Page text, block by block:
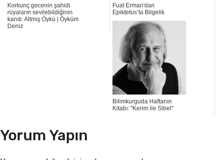
Korkunç gecenin şahidi
rüyaların sevilebildiğinin
kanıtı: Altmış Öykü | Öyküm
Deniz
Fuat Erman'dan
Epiktetus’ta Bilgelik
Bilimkurguda Haftanın
Kitabı: "Kerim ile Sibel"
Yorum Yapın